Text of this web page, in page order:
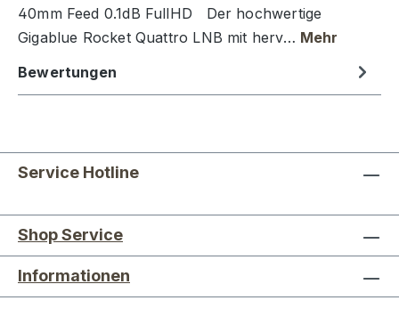
40mm Feed 0.1dB FullHD Der hochwertige
Gigablue Rocket Quattro LNB mit herv… Mehr
Bewertungen
Service Hotline
Shop Service
Informationen